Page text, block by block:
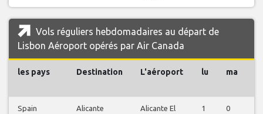
Vols réguliers hebdomadaires au départ de
Lisbon Aéroport opérés par Air Canada
les pays Destination L'aéroport lu ma
Spain Alicante
Alicante El
1 0